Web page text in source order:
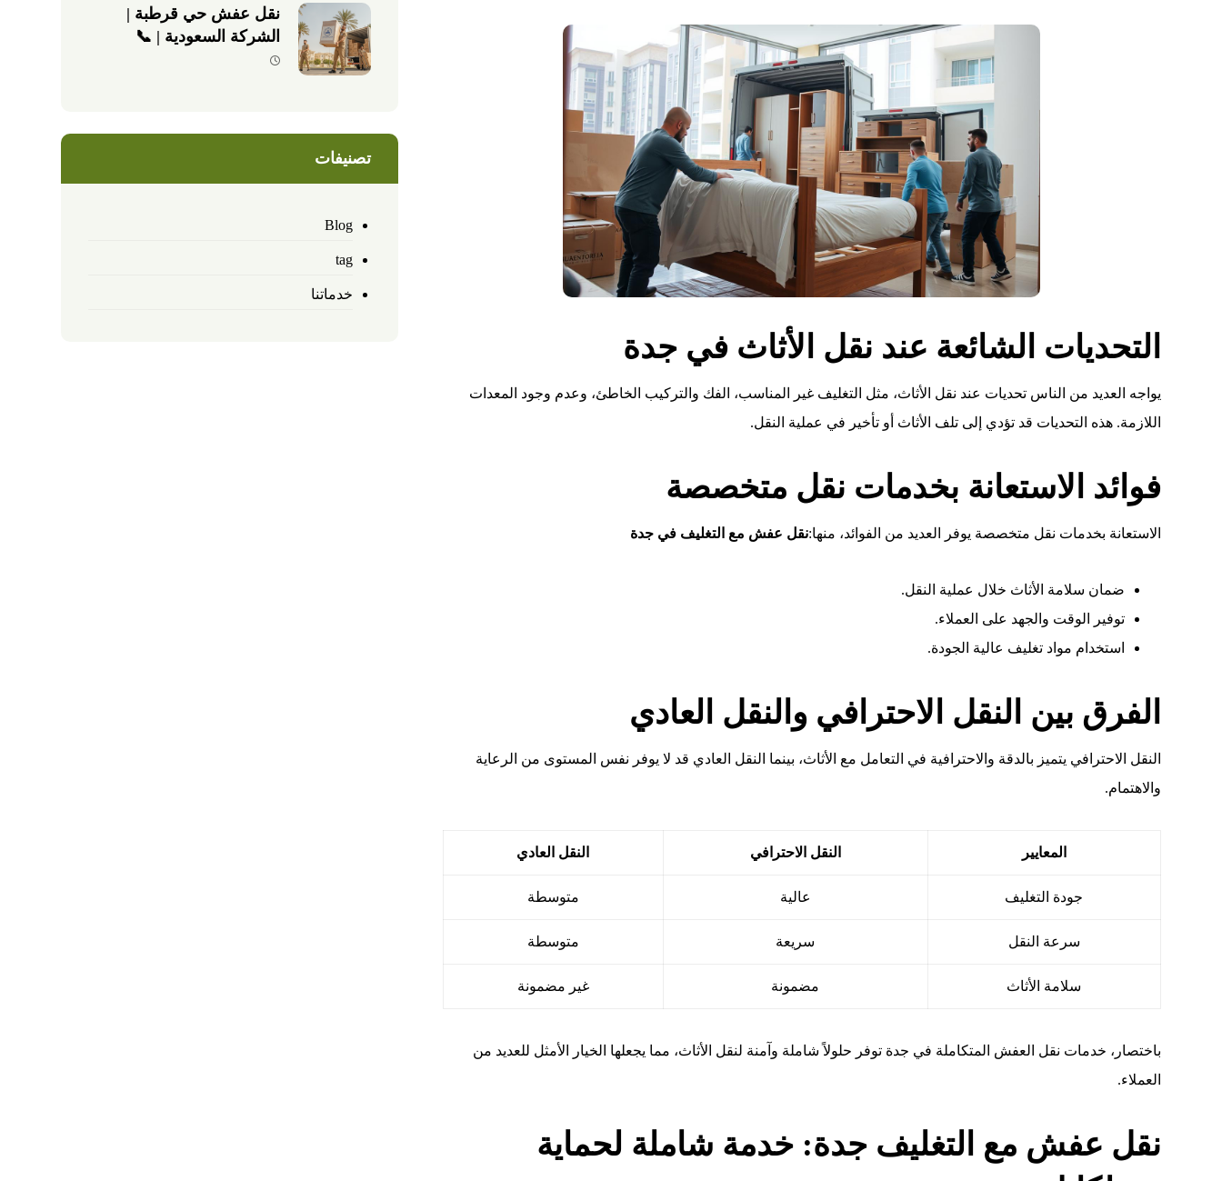
التحديات الشائعة عند نقل الأثاث في جدة
يواجه العديد من الناس تحديات عند نقل الأثاث، مثل التغليف غير المناسب، الفك والتركيب الخاطئ، وعدم وجود المعدات
اللازمة. هذه التحديات قد تؤدي إلى تلف الأثاث أو تأخير في عملية النقل.
فوائد الاستعانة بخدمات نقل متخصصة
الاستعانة بخدمات نقل متخصصة يوفر العديد من الفوائد، منها:نقل عفش مع التغليف في جدة
ضمان سلامة الأثاث خلال عملية النقل.
توفير الوقت والجهد على العملاء.
استخدام مواد تغليف عالية الجودة.
الفرق بين النقل الاحترافي والنقل العادي
النقل الاحترافي يتميز بالدقة والاحترافية في التعامل مع الأثاث، بينما النقل العادي قد لا يوفر نفس المستوى من الرعاية
والاهتمام.
المعايير النقل الاحترافي النقل العادي
جودة التغليف عالية متوسطة
سرعة النقل سريعة متوسطة
سلامة الأثاث مضمونة غير مضمونة
باختصار، خدمات نقل العفش المتكاملة في جدة توفر حلولاً شاملة وآمنة لنقل الأثاث، مما يجعلها الخيار الأمثل للعديد من
العملاء.
نقل عفش مع التغليف جدة: خدمة شاملة لحماية
نقل عفش حي قرطبة |
الشركة السعودية | 📞
0540026747
تصنيفات
Blog
tag
خدماتنا